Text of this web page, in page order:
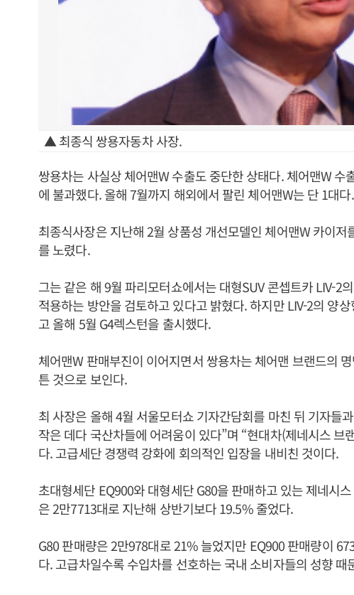
▲ 최종식 쌍용자동차 사장.
쌍용차는 사실상 체어맨W 수출도 중단한 상태다. 체어맨W 수
에 불과했다. 올해 7월까지 해외에서 팔린 체어맨W는 단 1대다.
최종식사장은 지난해 2월 상품성 개선모델인 체어맨W 카이
를 노렸다.
그는 같은 해 9월 파리모터쇼에서는 대형SUV 콘셉트카 LIV-2
적용하는 방안을 검토하고 있다고 밝혔다. 하지만 LIV-2의 양
고 올해 5월 G4렉스턴을 출시했다.
체어맨W 판매부진이 이어지면서 쌍용차는 체어맨 브랜드의
튼 것으로 보인다.
최 사장은 올해 4월 서울모터쇼 기자간담회를 마친 뒤 기자들
작은 데다 국산차들에 어려움이 있다”며 “현대차(제네시스 브
다. 고급세단 경쟁력 강화에 회의적인 입장을 내비친 것이다.
초대형세단 EQ900와 대형세단 G80을 판매하고 있는 제네시
은 2만7713대로 지난해 상반기보다 19.5% 줄었다.
G80 판매량은 2만978대로 21% 늘었지만 EQ900 판매량이
다. 고급차일수록 수입차를 선호하는 국내 소비자들의 성향 때